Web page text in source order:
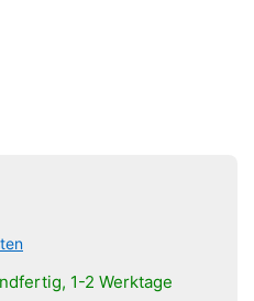
1-2 Werktage